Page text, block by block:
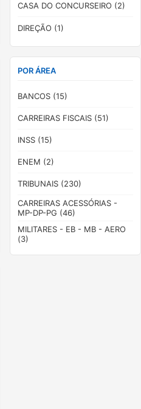
CASA DO CONCURSEIRO (2)
DIREÇÃO (1)
POR ÁREA
BANCOS (15)
CARREIRAS FISCAIS (51)
INSS (15)
ENEM (2)
TRIBUNAIS (230)
CARREIRAS ACESSÓRIAS -
MP-DP-PG (46)
MILITARES - EB - MB - AERO
(3)